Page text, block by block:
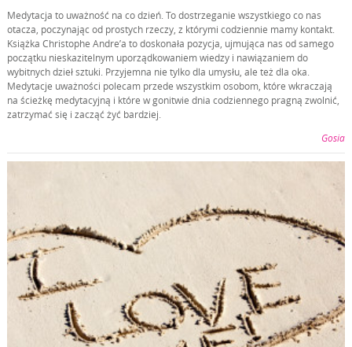
Medytacja to uważność na co dzień. To dostrzeganie wszystkiego co nas
otacza, poczynając od prostych rzeczy, z którymi codziennie mamy kontakt.
Książka Christophe Andre’a to doskonała pozycja, ujmująca nas od samego
początku nieskazitelnym uporządkowaniem wiedzy i nawiązaniem do
wybitnych dzieł sztuki. Przyjemna nie tylko dla umysłu, ale też dla oka.
Medytacje uważności polecam przede wszystkim osobom, które wkraczają
na ścieżkę medytacyjną i które w gonitwie dnia codziennego pragną zwolnić,
zatrzymać się i zacząć żyć bardziej.
Gosia